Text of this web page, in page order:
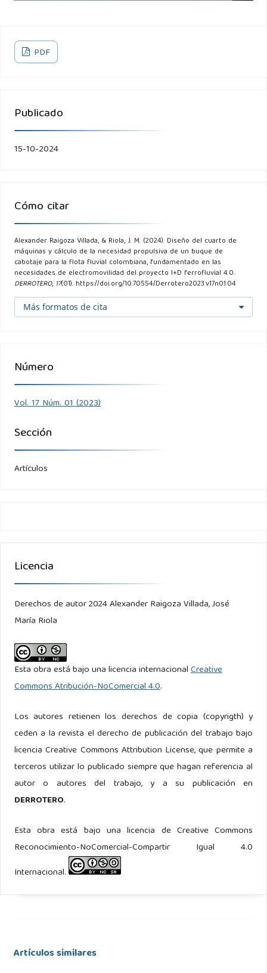
energético nacional 2020-2050. Recuperado de:
https://www.upme.gov.co/DemandaEficiencia/Documents/
methods. Dhaka, Bangladesh. Recuperado de:
https://www.researchgate.net/publication/364027428
PDF
Publicado
15-10-2024
Cómo citar
Alexander Raigoza Villada, & Riola, J. M. (2024). Diseño del cuarto de
máquinas y cálculo de la necesidad propulsiva de un buque de
cabotaje para la flota fluvial colombiana, fundamentado en las
necesidades de electromovilidad del proyecto I+D ferrofluvial 4.0.
DERROTERO, 17(01). https://doi.org/10.70554/Derrotero2023.v17n01.04
Más formatos de cita
Número
Vol. 17 Núm. 01 (2023)
Sección
Artículos
Licencia
Derechos de autor 2024 Alexander Raigoza Villada, José
María Riola
Esta obra está bajo una licencia internacionalCreative
Commons Atribución-NoComercial 4.0.
Los autores retienen los derechos de copia (copyrigth) y
ceden a la revista el derecho de publicación del trabajo bajo
licencia Creative Commons Attribution License, que permite a
terceros utilizar lo publicado siempre que hagan referencia al
autor o autores del trabajo, y a su publicación en
DERROTERO.
Esta obra está bajo una licencia de Creative Commons
Reconocimiento-NoComercial-Compartir Igual 4.0
Internacional.
Artículos similares